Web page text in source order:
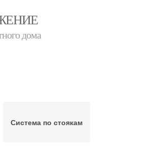
дома
Система по стоякам